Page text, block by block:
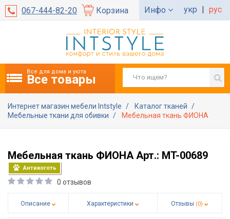
067-444-82-20 Корзина Инфо укр | рус
Все для дома и уюта
Все товары
Интернет магазин мебели Intstyle
Каталог тканей
Мебельные ткани для обивки
Мебельная ткань ФИОНА
Мебельная ткань ФИОНА Арт.: MT-00689
Антикоготь
0 отзывов
Описание Характеристики Отзывы (0)